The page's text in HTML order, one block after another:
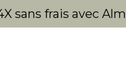
sans frais avec